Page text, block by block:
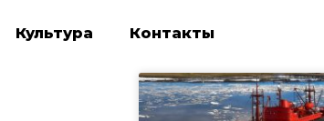
Культура Контакты